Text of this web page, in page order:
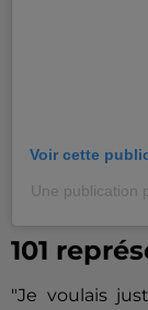
Voir cette
Une publication
101
"Je voulais